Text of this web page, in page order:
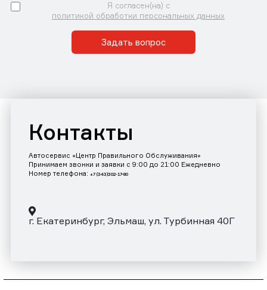
Я согласен(на) с
политикой обработки персональных данных
Задать вопрос
Контакты
Автосервис «Центр Правильного Обслуживания»
Принимаем звонки и заявки с 9:00 до 21:00 Ежедневно
Номер телефона: +7 (343)302-17-80
г. Екатеринбург, Эльмаш, ул. Турбинная 40Г